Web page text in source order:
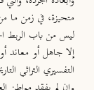
متحيزة، في زمن ما
ليس من باب الربط
التفسيري التراثي